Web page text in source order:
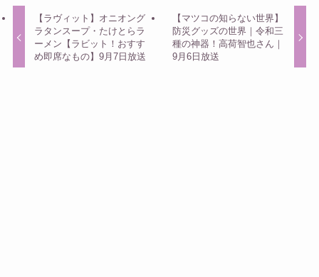
【ラヴィット】オニオング
ラタンスープ・たけとらラ
ーメン【ラビット！おすす
め即席なもの】9月7日放送
【マツコの知らない世界】
防災グッズの世界｜令和三
種の神器！高荷智也さん｜
9月6日放送